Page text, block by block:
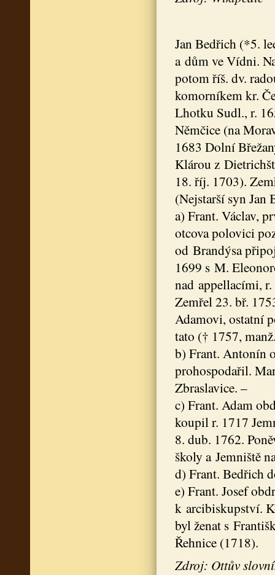
Jan Bedřich (*5.
a dům ve Vídni.
potom říš. dv.
komorníkem kr.
Lhotku Sudl., r.
Němčice (na
1683 Dolní
Klárou z
18. říj. 1703).
(Nejstarší syn
a) Frant. Václav,
otcova polovici
od Brandýsa
1699 s M.
nad appellacími,
Zemřel 23. bř.
Adamovi, ostatní
tato († 1757,
b) Frant. Antonín
prohospodařil.
Zbraslavice. –
c) Frant. Adam
koupil r. 1717
8. dub. 1762.
školy a Jemniště
d) Frant. Bedřich
e) Frant. Josef
k arcibiskupství.
byl ženat s
Řehnice (1718).
Zdroj: Ottův